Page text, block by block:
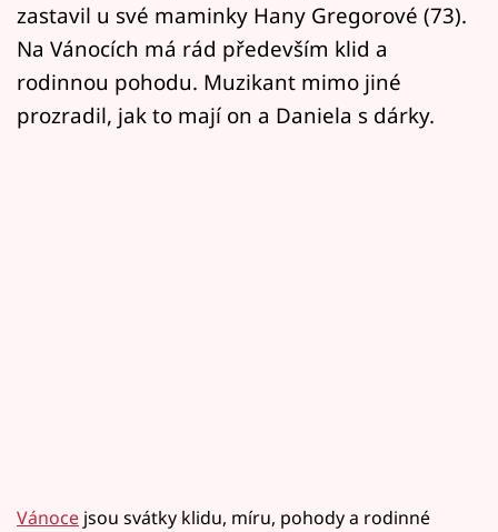
zastavil u své maminky Hany Gregorové (73).
Na Vánocích má rád především klid a
rodinnou pohodu. Muzikant mimo jiné
prozradil, jak to mají on a Daniela s dárky.
Vánoce jsou svátky klidu, míru, pohody a rodinné